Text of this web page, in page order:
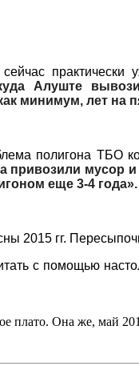
Алуште
минимум, лет на
полигона ТБО
мусор
еще 3-4 года».
2015 гг.
с помощью
плато. Она же, май